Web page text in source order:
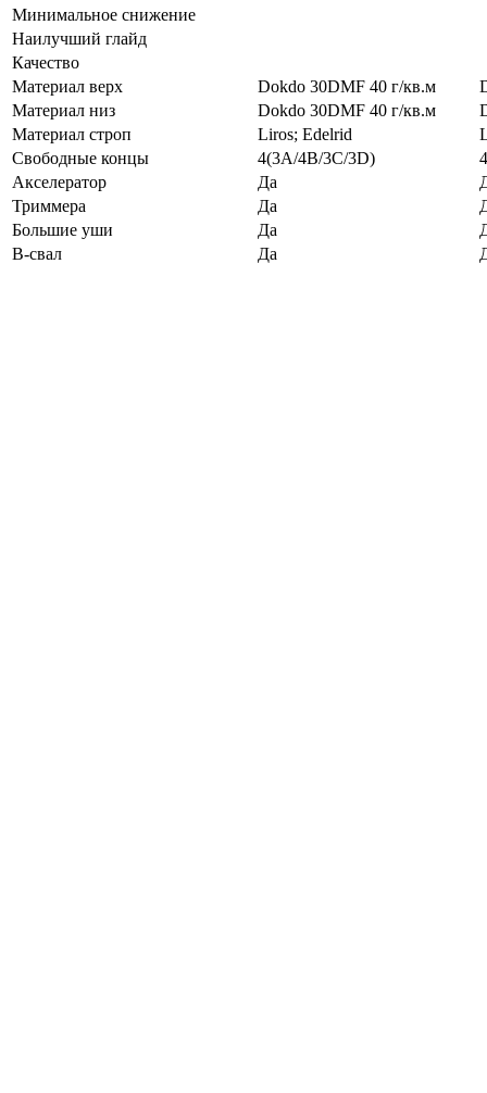
Минимальное снижение
Наилучший глайд
Качество
Материал верх
Dokdo 30DMF 40 г/кв.м
Материал низ
Dokdo 30DMF 40 г/кв.м
Материал строп
Liros; Edelrid
Свободные концы
4(3A/4B/3C/3D)
Акселератор
Да
Триммера
Да
Большие уши
Да
B-свал
Да